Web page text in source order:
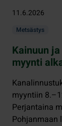
11.6.2026
Metsästys
Kainuun
myynti
myyntiin
Perjantaina
Pohjanmaan